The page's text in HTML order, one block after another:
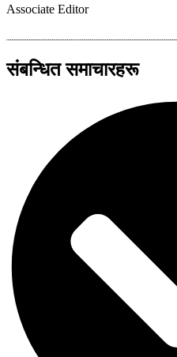
Associate Editor
संबन्धित समाचारहरू